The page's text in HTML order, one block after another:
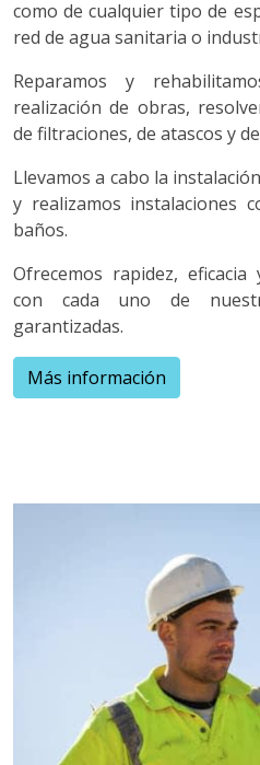
como de cualquier tipo de
red de agua sanitaria o
Reparamos y
realización de obras,
de filtraciones, de atascos y
Llevamos a cabo la
y realizamos instalaciones
baños.
Ofrecemos rapidez,
con cada uno de
garantizadas.
Más información